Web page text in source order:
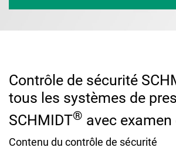
Contrôle de sécurité
tous les systèmes de
SCHMIDT® avec examen
Contenu du contrôle de sécurité